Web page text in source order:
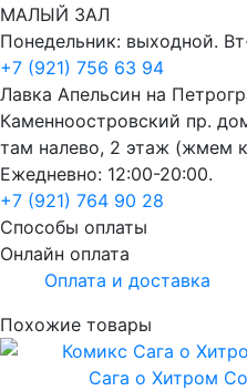
МАЛЫЙ ЗАЛ
Понедельник: выходной.
+7 (921) 756 63 94
Лавка Апельсин на
Каменноостровский пр.
там налево, 2 этаж (жмем
Ежедневно: 12:00-20:00.
+7 (921) 764 90 28
Способы оплаты
Онлайн оплата
Оплата и доставка
Похожие товары
Сага о Хитром